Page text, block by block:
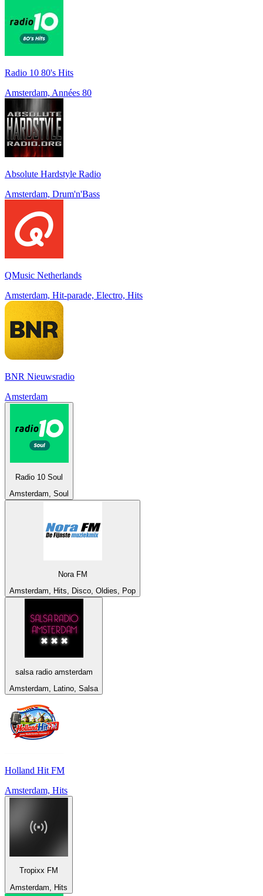
Radio 10 80's Hits
Amsterdam, Années 80
Absolute Hardstyle Radio
Amsterdam, Drum'n'Bass
QMusic Netherlands
Amsterdam, Hit-parade, Electro, Hits
BNR Nieuwsradio
Amsterdam
Radio 10 Soul
Amsterdam, Soul
Nora FM
Amsterdam, Hits, Disco, Oldies, Pop
salsa radio amsterdam
Amsterdam, Latino, Salsa
Holland Hit FM
Amsterdam, Hits
Tropixx FM
Amsterdam, Hits